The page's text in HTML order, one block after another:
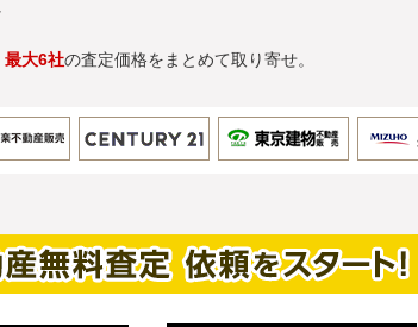
最大6社の査定価格をまとめて取り寄せ。